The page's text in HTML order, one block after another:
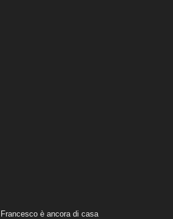
è ancora di casa